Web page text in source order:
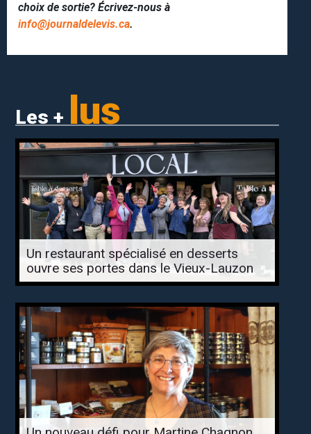
choix de sortie? Écrivez-nous à
info@journaldelevis.ca.
Les + lus
Un restaurant spécialisé en desserts
ouvre ses portes dans le Vieux-Lauzon